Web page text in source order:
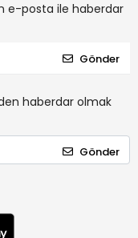
e-posta ile haberdar
Gönder
haberdar olmak
Gönder